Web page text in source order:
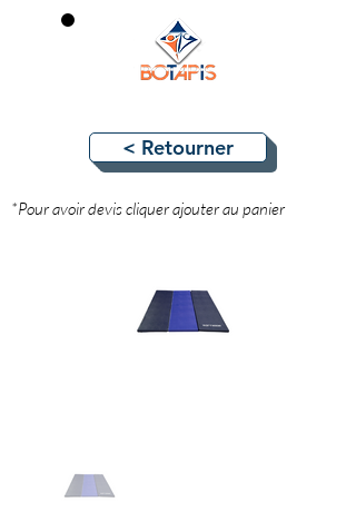
< Retourner
*Pour avoir devis cliquer ajouter au panier